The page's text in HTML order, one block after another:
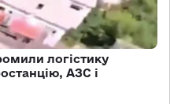
логістику
АЗС і